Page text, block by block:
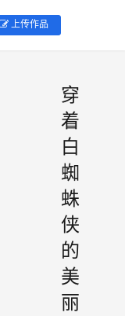
上传作品
穿
着
白
蜘
蛛
侠
的
美
丽